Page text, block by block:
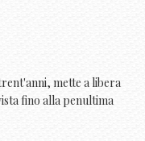
mette a libera
fino alla penultima